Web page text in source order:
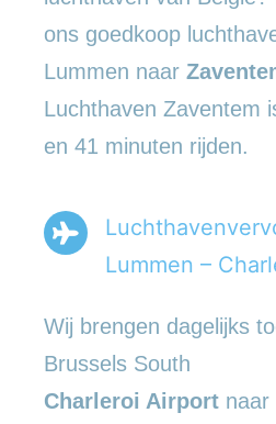
ons goedkoop
Lummen naar
Luchthaven Zaventem
en 41 minuten rijden.
Lummen –
Wij brengen dagelijks
Brussels South
Charleroi Airport naar